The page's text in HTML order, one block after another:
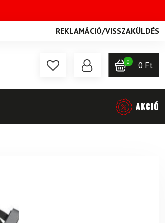
REKLAMÁCIÓ/VISSZAKÜLDÉS
0 0 Ft
AKCIÓ